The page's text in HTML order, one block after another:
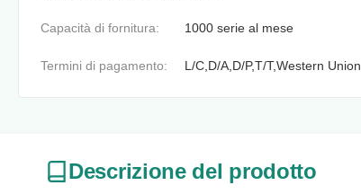
Capacità di fornitura: 1000 serie al mese
Termini di pagamento: L/C,D/A,D/P,T/T,Western Union,
Descrizione del prodotto